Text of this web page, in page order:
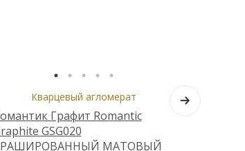
Кварцевый агломерат
Графит Romantic
GSG020
МАТОВЫЙ